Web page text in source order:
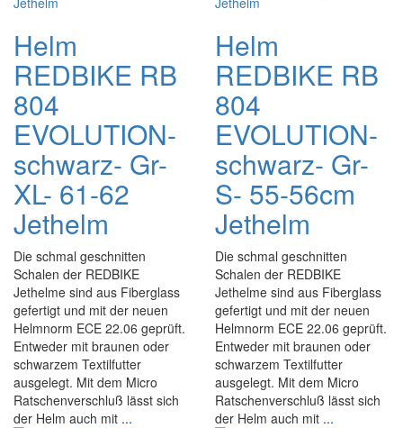
Helm
REDBIKE RB
804
EVOLUTION-
schwarz- Gr-
XL- 61-62
Jethelm
Die schmal geschnitten
Schalen der REDBIKE
Jethelme sind aus Fiberglass
gefertigt und mit der neuen
Helmnorm ECE 22.06 geprüft.
Entweder mit braunen oder
schwarzem Textilfutter
ausgelegt. Mit dem Micro
Ratschenverschluß lässt sich
der Helm auch mit ...
Helm
REDBIKE RB
804
EVOLUTION-
schwarz- Gr-
S- 55-56cm
Jethelm
Die schmal geschnitten
Schalen der REDBIKE
Jethelme sind aus Fiberglass
gefertigt und mit der neuen
Helmnorm ECE 22.06 geprüft.
Entweder mit braunen oder
schwarzem Textilfutter
ausgelegt. Mit dem Micro
Ratschenverschluß lässt sich
der Helm auch mit ...